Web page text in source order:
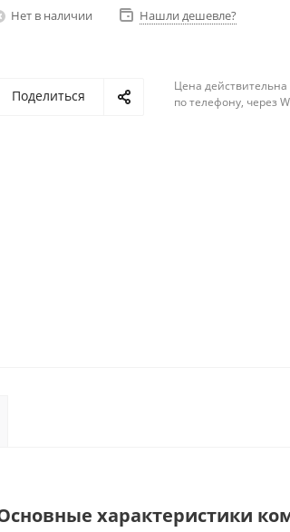
Нет в наличии Нашли дешевле?
Поделиться
Цена
по телефону, через
характеристики